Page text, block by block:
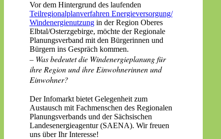
Vor dem Hintergrund des laufenden
Teilregionalplanverfahren Energieversorgung/
Windenergienutzungin der Region Oberes
Elbtal/Osterzgebirge, möchte der Regionale
Planungsverband mit den Bürgerinnen und
Bürgern ins Gespräch kommen.
– Was bedeutet die Windenergieplanung für
ihre Region und ihre Einwohnerinnen und
Einwohner?
Der Infomarkt bietet Gelegenheit zum
Austausch mit Fachmenschen des Regionalen
Planungsverbands und der Sächsischen
Landesenergieagentur (SAENA). Wir freuen
uns über Ihr Interesse!